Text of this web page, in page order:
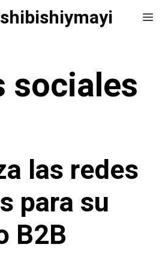
sociales
las redes
para su
B2B